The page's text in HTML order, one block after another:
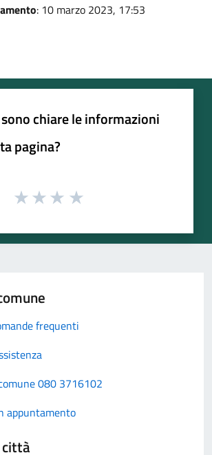
: 10 marzo 2023, 17:53
chiare le informazioni
pagina?
frequenti
080 3716102
appuntamento